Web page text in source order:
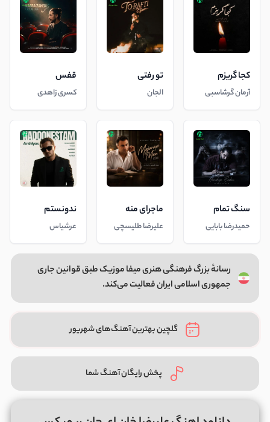
کجا گریزم
آرمان گرشاسبی
تو رفتی
الجان
قفس
کسری زاهدی
سنگ تمام
حمیدرضا بابایی
ماجرای منه
علیرضا طلیسچی
ندونستم
عرشیاس
رسانهٔ بزرگ فرهنگی هنری میفا موزیک طبق قوانین جاری
جمهوری اسلامی ایران فعالیت می‌کند.
گلچین بهترین آهنگ‌های شهریور
پخش رایگان آهنگ شما